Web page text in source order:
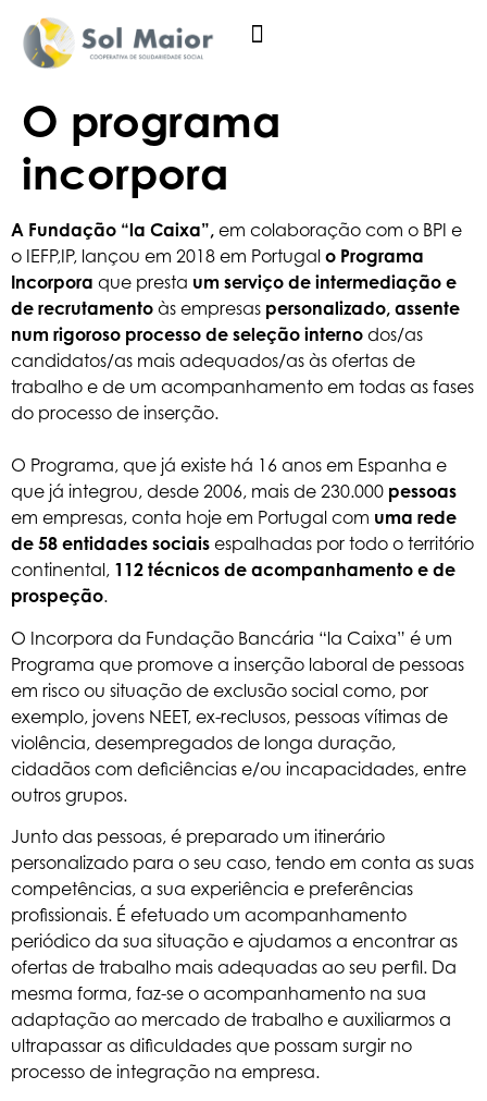
O programa
incorpora
A Fundação “la Caixa”, em colaboração com o BPI e
o IEFP,IP, lançou em 2018 em Portugal o Programa
Incorpora que presta um serviço de intermediação e
de recrutamento às empresas personalizado, assente
num rigoroso processo de seleção interno dos/as
candidatos/as mais adequados/as às ofertas de
trabalho e de um acompanhamento em todas as fases
do processo de inserção.
O Programa, que já existe há 16 anos em Espanha e
que já integrou, desde 2006, mais de 230.000 pessoas
em empresas, conta hoje em Portugal com uma rede
de 58 entidades sociais espalhadas por todo o território
continental, 112 técnicos de acompanhamento e de
prospeção.
O Incorpora da Fundação Bancária “la Caixa” é um
Programa que promove a inserção laboral de pessoas
em risco ou situação de exclusão social como, por
exemplo, jovens NEET, ex-reclusos, pessoas vítimas de
violência, desempregados de longa duração,
cidadãos com deficiências e/ou incapacidades, entre
outros grupos.
Junto das pessoas, é preparado um itinerário
personalizado para o seu caso, tendo em conta as suas
competências, a sua experiência e preferências
profissionais. É efetuado um acompanhamento
periódico da sua situação e ajudamos a encontrar as
ofertas de trabalho mais adequadas ao seu perfil. Da
mesma forma, faz-se o acompanhamento na sua
adaptação ao mercado de trabalho e auxiliarmos a
ultrapassar as dificuldades que possam surgir no
processo de integração na empresa.